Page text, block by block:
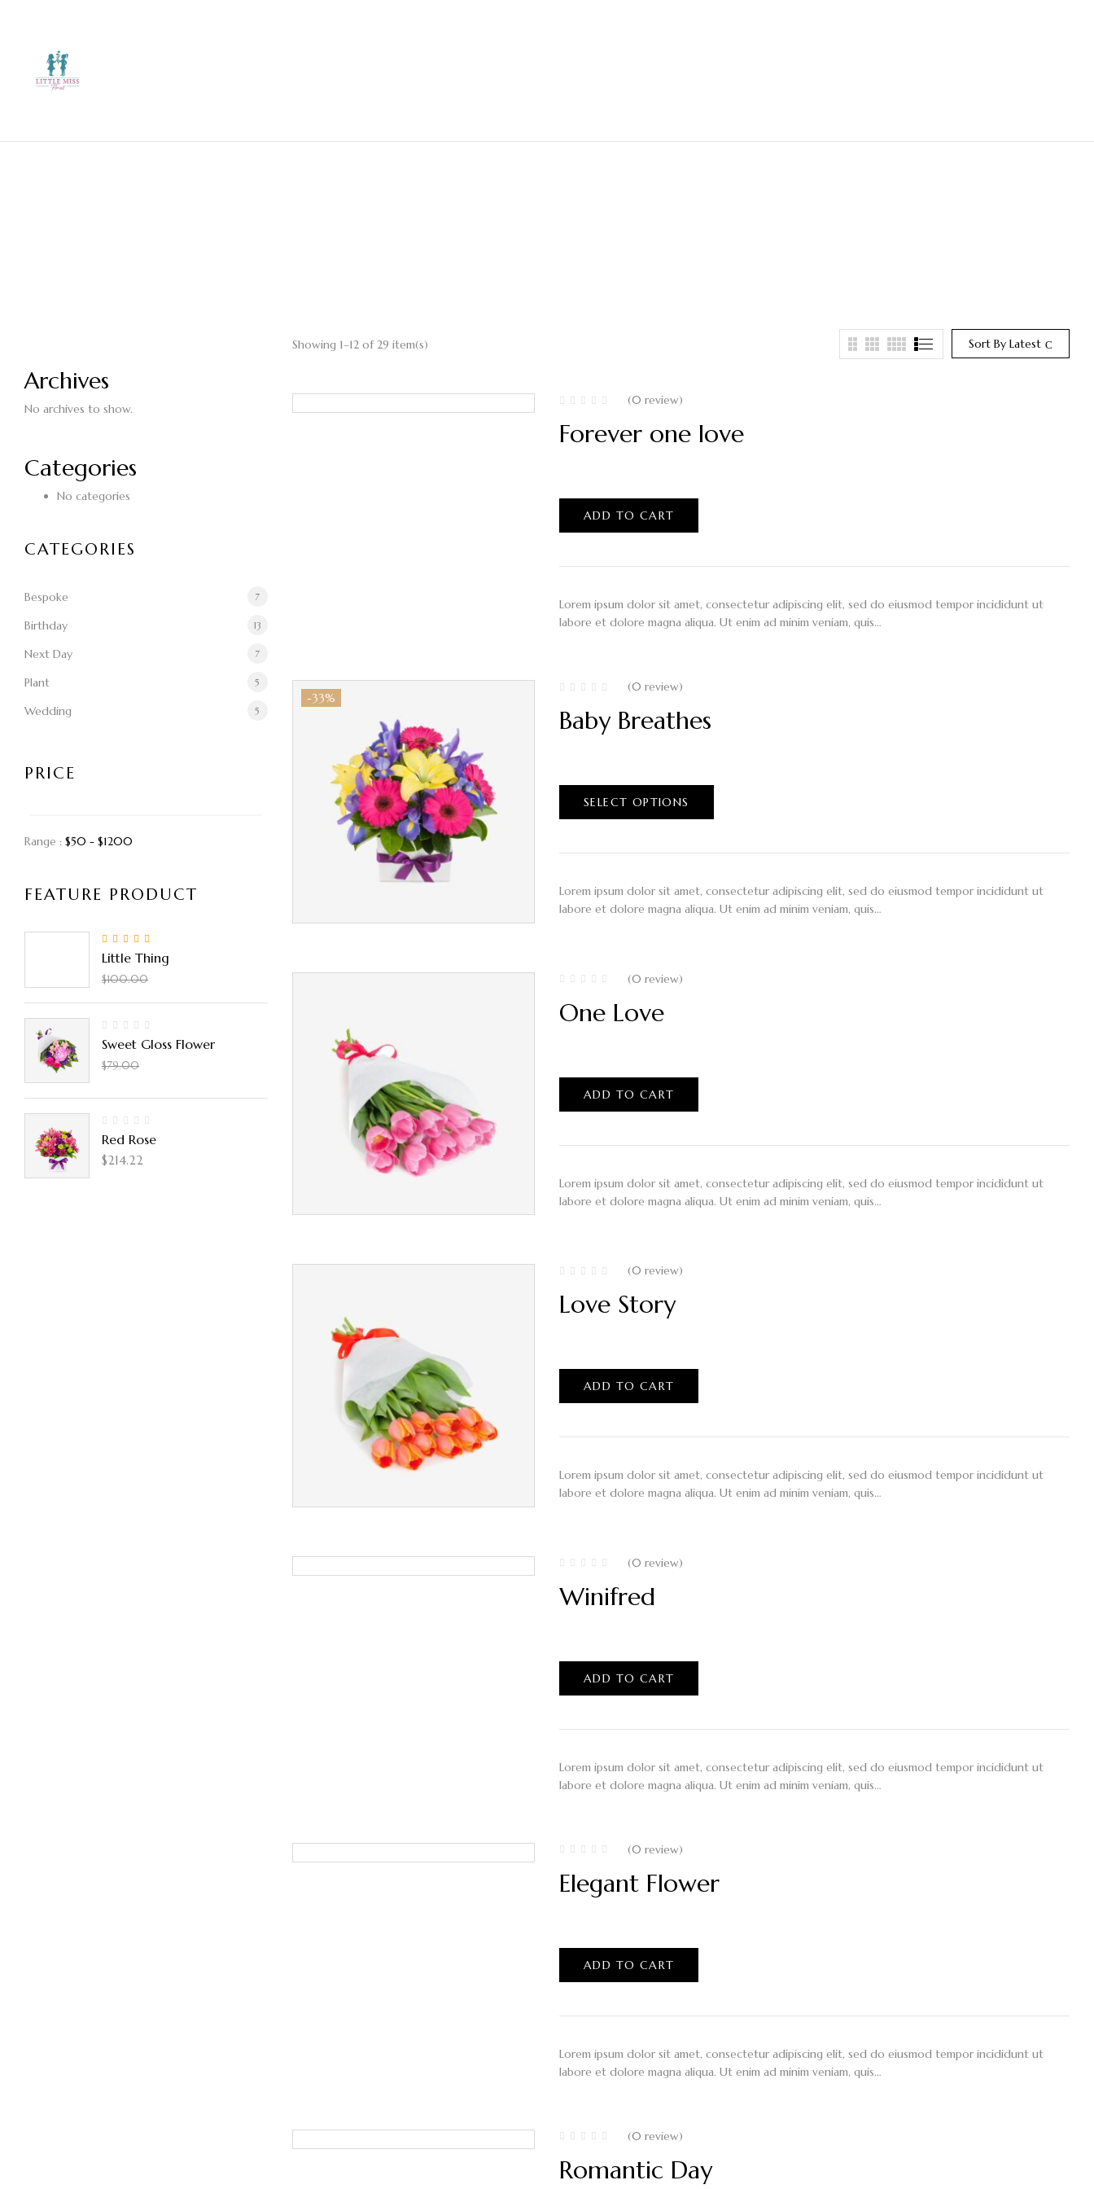
Archives
No archives to show.
Categories
No categories
CATEGORIES
Bespoke 7
Birthday 13
Next Day 7
Plant 5
Wedding 5
PRICE
Range : $50 - $1200
FEATURE PRODUCT
Rated 5.00out
of 5
Little Thing
$100.00
Sweet Gloss Flower
$79.00
Red Rose
$214.22
Sort By Latest
Showing 1–12 of 29 item(s)
(0 review)
Forever one love
ADD TO CART
Lorem ipsum dolor sit amet, consectetur adipiscing elit, sed do eiusmod tempor incididunt ut
labore et dolore magna aliqua. Ut enim ad minim veniam, quis…
-33%
(0 review)
Baby Breathes
SELECT OPTIONS
Lorem ipsum dolor sit amet, consectetur adipiscing elit, sed do eiusmod tempor incididunt ut
labore et dolore magna aliqua. Ut enim ad minim veniam, quis…
(0 review)
One Love
ADD TO CART
Lorem ipsum dolor sit amet, consectetur adipiscing elit, sed do eiusmod tempor incididunt ut
labore et dolore magna aliqua. Ut enim ad minim veniam, quis…
(0 review)
Love Story
ADD TO CART
Lorem ipsum dolor sit amet, consectetur adipiscing elit, sed do eiusmod tempor incididunt ut
labore et dolore magna aliqua. Ut enim ad minim veniam, quis…
(0 review)
Winifred
ADD TO CART
Lorem ipsum dolor sit amet, consectetur adipiscing elit, sed do eiusmod tempor incididunt ut
labore et dolore magna aliqua. Ut enim ad minim veniam, quis…
(0 review)
Elegant Flower
ADD TO CART
Lorem ipsum dolor sit amet, consectetur adipiscing elit, sed do eiusmod tempor incididunt ut
labore et dolore magna aliqua. Ut enim ad minim veniam, quis…
(0 review)
Romantic Day